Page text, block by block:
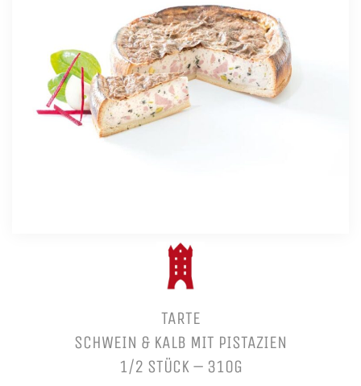
TARTE
SCHWEIN & KALB MIT PISTAZIEN
1/2 STÜCK – 310G